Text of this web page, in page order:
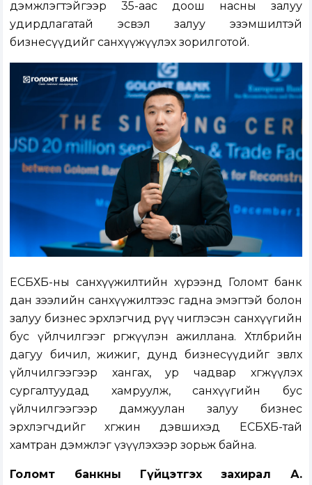
дэмжлэгтэйгээр 35-аас доош насны залуу
удирдлагатай эсвэл залуу эзэмшилтэй
бизнесүүдийг санхүүжүүлэхзорилготой.
ЕСБХБ-ны санхүүжилтийн хүрээнд Голомт банк
дан зээлийн санхүүжилтээс гадна эмэгтэй болон
залуу бизнес эрхлэгчид рүү чиглэсэн санхүүгийн
бус үйлчилгээг өргөжүүлэн ажиллана. Хөтөлбөрийн
дагуу бичил, жижиг, дунд бизнесүүдийг зөвлөх
үйлчилгээгээр хангах, ур чадвар хөгжүүлэх
сургалтуудад хамруулж, санхүүгийн бус
үйлчилгээгээр дамжуулан залуу бизнес
эрхлэгчдийг хөгжин дэвшихэд ЕСБХБ-тай
хамтран дэмжлэг үзүүлэхээр зорьж байна.
Голомт банкны Гүйцэтгэх захирал А.